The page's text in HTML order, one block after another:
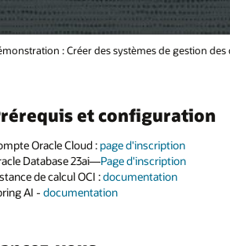
: Créer des systèmes de gestion
et configuration
Oracle Cloud : page d'inscription
Database 23ai—Page d'inscription
de calcul OCI :documentation
AI -documentation